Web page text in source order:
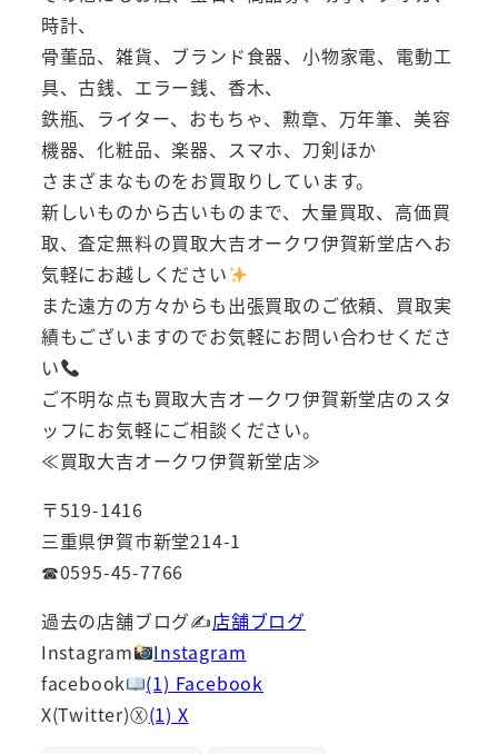
時計、
骨董品、雑貨、ブランド食器、小物家電、電動工
具、古銭、エラー銭、香木、
鉄瓶、ライター、おもちゃ、勲章、万年筆、美容
機器、化粧品、楽器、スマホ、刀剣ほか
さまざまなものをお買取りしています。
新しいものから古いものまで、大量買取、高価買
取、査定無料の買取大吉オークワ伊賀新堂店へお
気軽にお越しください
また遠方の方々からも出張買取のご依頼、買取実
績もございますのでお気軽にお問い合わせくださ
い
ご不明な点も買取大吉オークワ伊賀新堂店のスタ
ッフにお気軽にご相談ください。
≪買取大吉オークワ伊賀新堂店≫
〒519-1416
三重県伊賀市新堂214-1
☎0595-45-7766
過去の店舗ブログ✍店舗ブログ
Instagram
Instagram
facebook
(1) Facebook
X(Twitter)Ⓧ(1) X